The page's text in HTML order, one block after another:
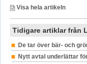
Visa hela artikeln
Tidigare artiklar från
De tar över bär- och
Nytt avtal underlättar